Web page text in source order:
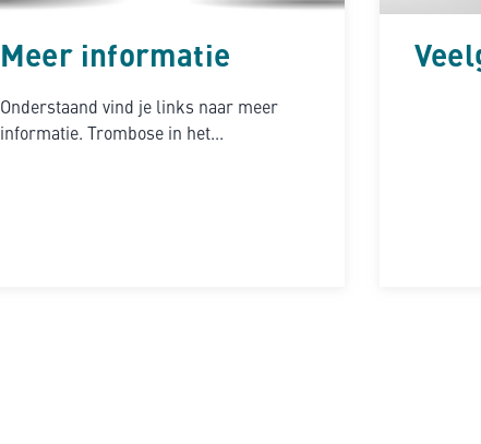
Meer informatie
Onderstaand vind je links naar meer
informatie. Trombose in het...